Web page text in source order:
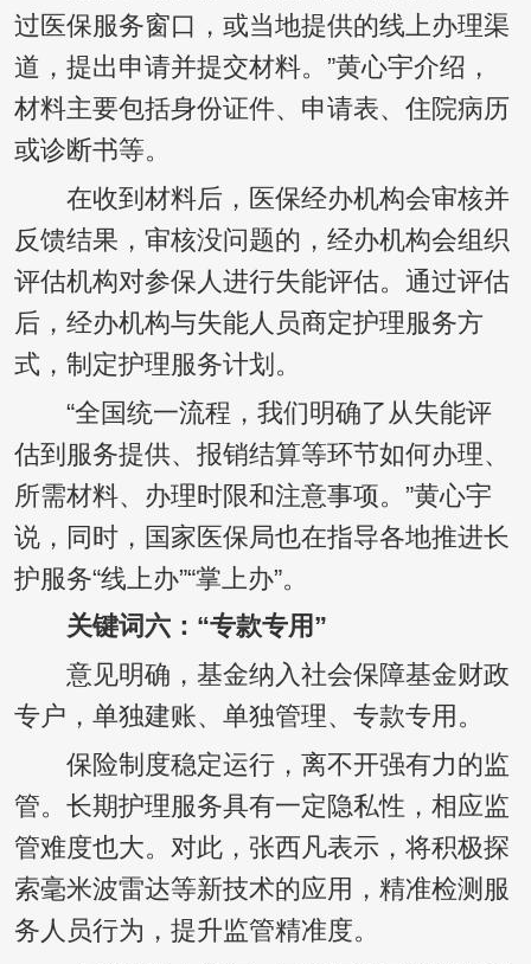
过医保服务窗口，或当地提供的线上办理渠
道，提出申请并提交材料。”黄心宇介绍，
材料主要包括身份证件、申请表、住院病历
或诊断书等。
在收到材料后，医保经办机构会审核并
反馈结果，审核没问题的，经办机构会组织
评估机构对参保人进行失能评估。通过评估
后，经办机构与失能人员商定护理服务方
式，制定护理服务计划。
“全国统一流程，我们明确了从失能评
估到服务提供、报销结算等环节如何办理、
所需材料、办理时限和注意事项。”黄心宇
说，同时，国家医保局也在指导各地推进长
护服务“线上办”“掌上办”。
关键词六：“专款专用”
意见明确，基金纳入社会保障基金财政
专户，单独建账、单独管理、专款专用。
保险制度稳定运行，离不开强有力的监
管。长期护理服务具有一定隐私性，相应监
管难度也大。对此，张西凡表示，将积极探
索毫米波雷达等新技术的应用，精准检测服
务人员行为，提升监管精准度。